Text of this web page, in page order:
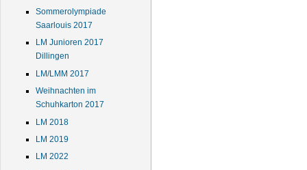
Sommerolympiade
Saarlouis 2017
LM Junioren 2017
Dillingen
LM/LMM 2017
Weihnachten im
Schuhkarton 2017
LM 2018
LM 2019
LM 2022